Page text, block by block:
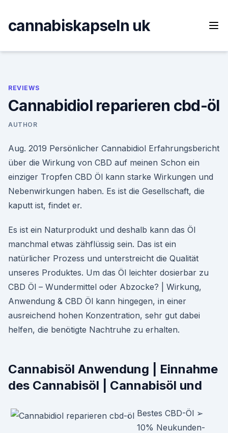
content
cannabiskapseln uk
REVIEWS
Cannabidiol reparieren cbd-öl
AUTHOR
Aug. 2019 Persönlicher Cannabidiol Erfahrungsbericht
über die Wirkung von CBD auf meinen Schon ein
einziger Tropfen CBD Öl kann starke Wirkungen und
Nebenwirkungen haben. Es ist die Gesellschaft, die
kaputt ist, findet er.
Es ist ein Naturprodukt und deshalb kann das Öl
manchmal etwas zähflüssig sein. Das ist ein
natürlicher Prozess und unterstreicht die Qualität
unseres Produktes. Um das Öl leichter dosierbar zu
CBD Öl – Wundermittel oder Abzocke? | Wirkung,
Anwendung & CBD Öl kann hingegen, in einer
ausreichend hohen Konzentration, sehr gut dabei
helfen, die benötigte Nachtruhe zu erhalten.
Cannabisöl Anwendung | Einnahme
des Cannabisöl | Cannabisöl und
Bestes CBD-Öl ➢
10% Neukunden-